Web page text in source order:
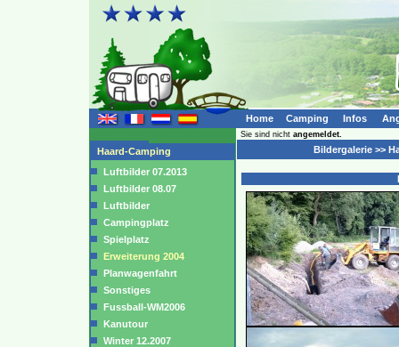
Home Camping Infos
Haard-Camping
Luftbilder 07.2013
Luftbilder 08.07
Luftbilder
Campingplatz
Spielplatz
Erweiterung 2004
Planwagenfahrt
Sonstiges
Fussball-WM2006
Kanutour
Winter 12.2007
Sie sind nicht angemeldet.
Bildergalerie >>